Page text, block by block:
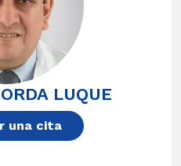
LUQUE
una cita